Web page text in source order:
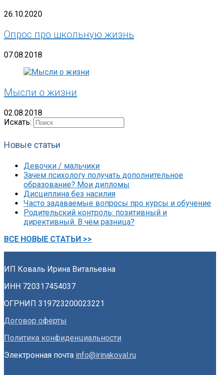
26.10.2020
Опрос про школьную жизнь
07.08.2018
Мысли о жизни
02.08.2018
Искать:
Новые статьи
Девочки / мальчики
Зачем психологу получать дополнительное
образование? Мои дипломы
Дисциплина без насилия
Часто задаваемые вопросы про курсы и обучение
Родительский контроль: позитивный и
директивный. В чём разница?
ВСЕ НОВЫЕ СТАТЬИ >>
ИП Коваль Ирина Витальевна
ИНН 720317454037
ОГРНИП 319723200023221
Договор оферты
Политика конфиденциальности
Электронная почта info@irinakoval.ru